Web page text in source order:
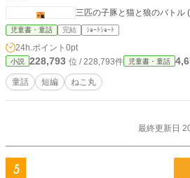
三匹の子豚と猫と狼のバトル
児童書・童話 完結 ｼｮｰﾄｼｮｰﾄ
24h.ポイント 0pt
小説 228,793 位 / 228,793件 児童書・童話
童話 短編 ねこ丸
最終更新日
5